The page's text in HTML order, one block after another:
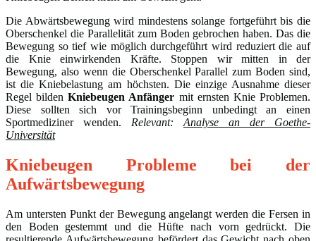
Die Abwärtsbewegung wird mindestens solange fortgeführt bis die
Oberschenkel die Parallelität zum Boden gebrochen haben. Das die
Bewegung so tief wie möglich durchgeführt wird reduziert die auf
die Knie einwirkenden Kräfte. Stoppen wir mitten in der
Bewegung, also wenn die Oberschenkel Parallel zum Boden sind,
ist die Kniebelastung am höchsten. Die einzige Ausnahme dieser
Regel bildenKniebeugen Anfänger mit ernsten Knie Problemen.
Diese sollten sich vor Trainingsbeginn unbedingt an einen
Sportmediziner wenden. Relevant: Analyse an der Goethe-
Universität
Kniebeugen Probleme bei der
Aufwärtsbewegung
Am untersten Punkt der Bewegung angelangt werden die Fersen in
den Boden gestemmt und die Hüfte nach vorn gedrückt. Die